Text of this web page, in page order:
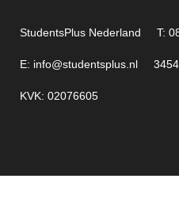
StudentsPlus Nederland T:
E: info@studentsplus.nl
KVK: 02076605